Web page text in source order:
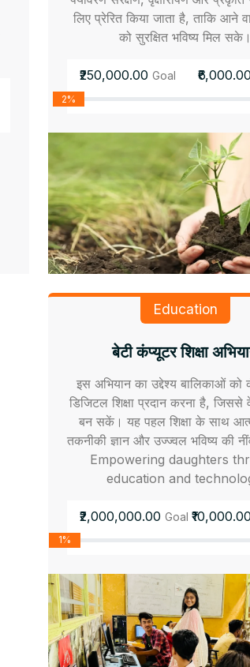
लिए प्रेरित किया जाता है, ताकि आने
को सुरक्षित भविष्य मिल सके।
₹250,000.00 Goal ₹6,000.00
2%
Education
बेटी कंप्यूटर शिक्षा
इस अभियान का उद्देश्य बालिकाओं को
डिजिटल शिक्षा प्रदान करना है, जिससे
बन सकें। यह पहल शिक्षा के साथ
तकनीकी ज्ञान और उज्ज्वल भविष्य की
Empowering daughters
education and
₹2,000,000.00 Goal ₹10,000.00
1%